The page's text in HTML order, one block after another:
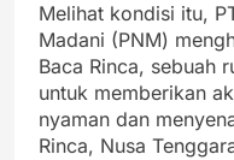
Melihat kondisi itu,
Madani (PNM)
Baca Rinca, sebuah
untuk memberikan
nyaman dan
Rinca, Nusa